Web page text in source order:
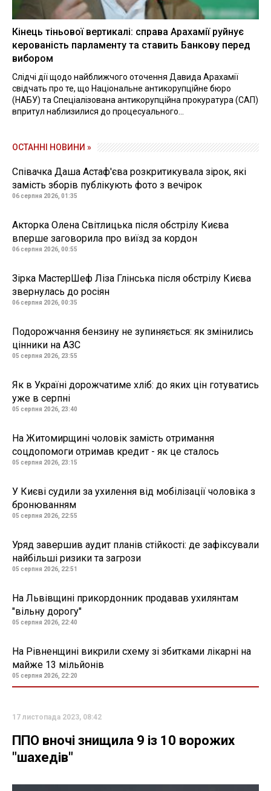
Кінець тіньової вертикалі: справа Арахамії руйнує
керованість парламенту та ставить Банкову перед
вибором
Слідчі дії щодо найближчого оточення Давида Арахамії
свідчать про те, що Національне антикорупційне бюро
(НАБУ) та Спеціалізована антикорупційна прокуратура (САП)
впритул наблизилися до процесуального...
ОСТАННІ НОВИНИ »
Співачка Даша Астаф'єва розкритикувала зірок, які
замість зборів публікують фото з вечірок
06 серпня 2026, 01:35
Акторка Олена Світлицька після обстрілу Києва
вперше заговорила про виїзд за кордон
06 серпня 2026, 00:55
Зірка МастерШеф Ліза Глінська після обстрілу Києва
звернулась до росіян
06 серпня 2026, 00:35
Подорожчання бензину не зупиняється: як змінились
цінники на АЗС
05 серпня 2026, 23:55
Як в Україні дорожчатиме хліб: до яких цін готуватись
уже в серпні
05 серпня 2026, 23:40
На Житомирщині чоловік замість отримання
соцдопомоги отримав кредит - як це сталось
05 серпня 2026, 23:15
У Києві судили за ухилення від мобілізації чоловіка з
бронюванням
05 серпня 2026, 22:55
Уряд завершив аудит планів стійкості: де зафіксували
найбільші ризики та загрози
05 серпня 2026, 22:51
На Львівщині прикордонник продавав ухилянтам
"вільну дорогу"
05 серпня 2026, 22:40
На Рівненщині викрили схему зі збитками лікарні на
майже 13 мільйонів
05 серпня 2026, 22:20
17 листопада 2023, 08:42
ППО вночі знищила 9 із 10 ворожих
"шахедів"